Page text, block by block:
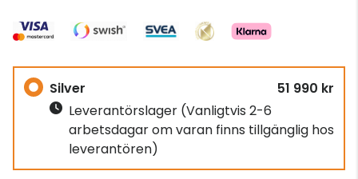
Silver
51 990 kr
Leverantörslager (Vanligtvis 2-6
arbetsdagar om varan finns tillgänglig hos
leverantören)